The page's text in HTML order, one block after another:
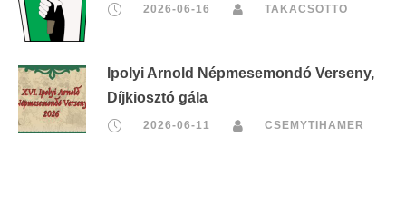
2026-06-16 TAKACSOTTO
Ipolyi Arnold Népmesemondó Verseny,
Díjkiosztó gála
2026-06-11 CSEMYTIHAMER